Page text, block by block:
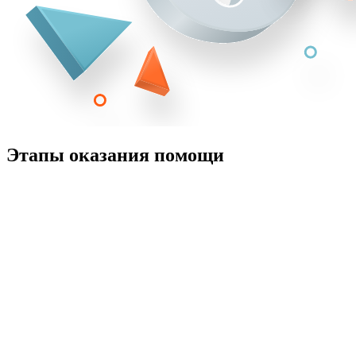
Этапы оказания помощи